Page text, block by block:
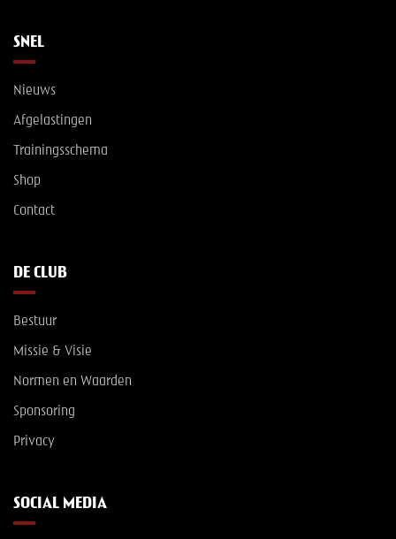
SNEL
Nieuws
Afgelastingen
Trainingsschema
Shop
Contact
DE CLUB
Bestuur
Missie & Visie
Normen en Waarden
Sponsoring
Privacy
SOCIAL MEDIA